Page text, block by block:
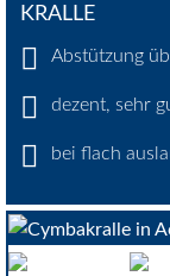
KRALLE
Abstützung
dezent, sehr
bei flach